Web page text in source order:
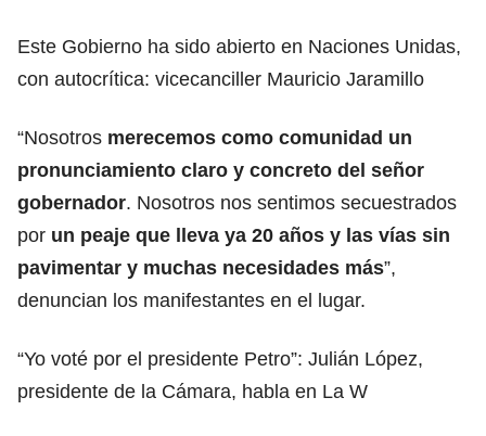
Este Gobierno ha sido abierto en Naciones Unidas,
con autocrítica: vicecanciller Mauricio Jaramillo
“Nosotros merecemos como comunidad un
pronunciamiento claro y concreto del señor
gobernador. Nosotros nos sentimos secuestrados
por un peaje que lleva ya 20 años y las vías sin
pavimentar y muchas necesidades más”,
denuncian los manifestantes en el lugar.
“Yo voté por el presidente Petro”: Julián López,
presidente de la Cámara, habla en La W